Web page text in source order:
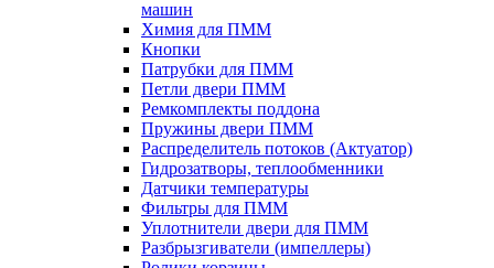
машин
Химия для ПММ
Кнопки
Патрубки для ПММ
Петли двери ПММ
Ремкомплекты поддона
Пружины двери ПММ
Распределитель потоков (Актуатор)
Гидрозатворы, теплообменники
Датчики температуры
Фильтры для ПММ
Уплотнители двери для ПММ
Разбрызгиватели (импеллеры)